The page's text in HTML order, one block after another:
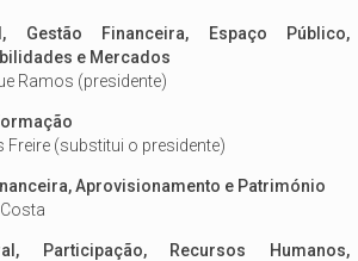
Gestão Financeira, Espaço Público,
e Mercados
Ramos (presidente)
(substitui o presidente)
Aprovisionamento e Património
Participação, Recursos Humanos,